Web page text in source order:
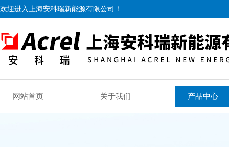
欢迎进入上海安科瑞新能源有限公司！
网站首页 关于我们 产品中心